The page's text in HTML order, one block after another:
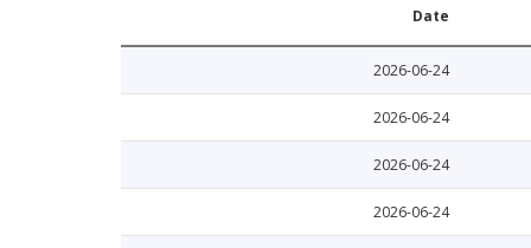
Date
2026-06-24
2026-06-24
2026-06-24
2026-06-24